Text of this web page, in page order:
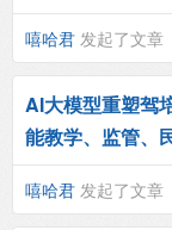
嘻哈君 发起了文章
AI大模型重塑驾
能教学、监管、
嘻哈君 发起了文章